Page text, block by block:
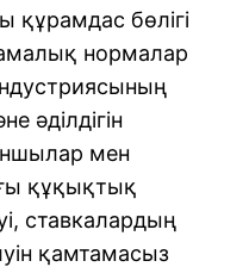
бөлігі
нормалар
әділдігін
мен
құқықтық
ставкалардың
қамтамасыз